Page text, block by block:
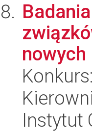
Konkurs:
Instytut